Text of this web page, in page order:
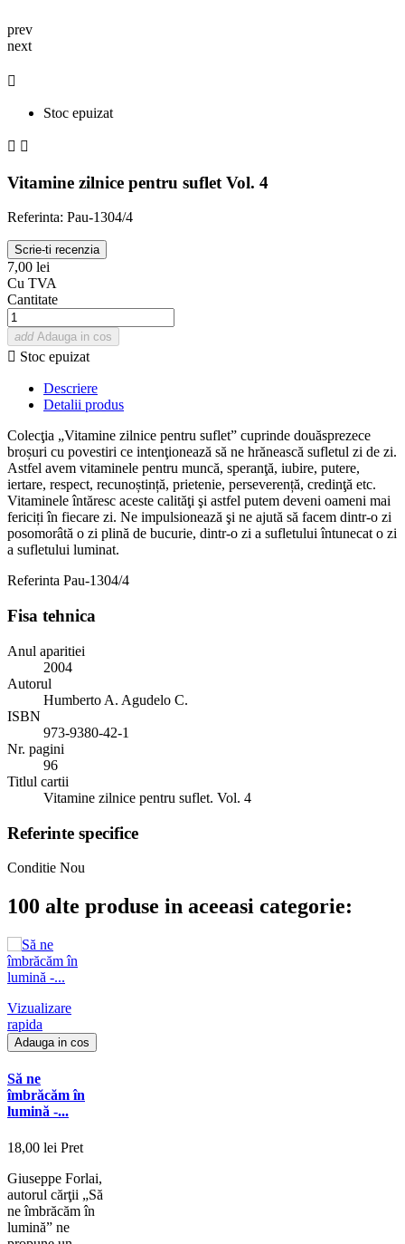
prev
next

Stoc epuizat
 
Vitamine zilnice pentru suflet Vol. 4
Referinta: Pau-1304/4
Scrie-ti recenzia
7,00 lei
Cu TVA
Cantitate
add Adauga in cos
 Stoc epuizat
Descriere
Detalii produs
Colecţia „Vitamine zilnice pentru suflet” cuprinde douăsprezece
broșuri cu povestiri ce intenţionează să ne hrănească sufletul zi de zi.
Astfel avem vitaminele pentru muncă, speranţă, iubire, putere,
iertare, respect, recunoștință, prietenie, perseverență, credinţă etc.
Vitaminele întăresc aceste calităţi şi astfel putem deveni oameni mai
fericiți în fiecare zi. Ne impulsionează şi ne ajută să facem dintr-o zi
posomorâtă o zi plină de bucurie, dintr-o zi a sufletului întunecat o zi
a sufletului luminat.
Referinta Pau-1304/4
Fisa tehnica
Anul aparitiei
2004
Autorul
Humberto A. Agudelo C.
ISBN
973-9380-42-1
Nr. pagini
96
Titlul cartii
Vitamine zilnice pentru suflet. Vol. 4
Referinte specifice
Conditie Nou
100 alte produse in aceeasi categorie:
Vizualizare
rapida
Adauga in cos
Să ne
îmbrăcăm în
lumină -...
18,00 lei Pret
Giuseppe Forlai,
autorul cărţii „Să
ne îmbrăcăm în
lumină” ne